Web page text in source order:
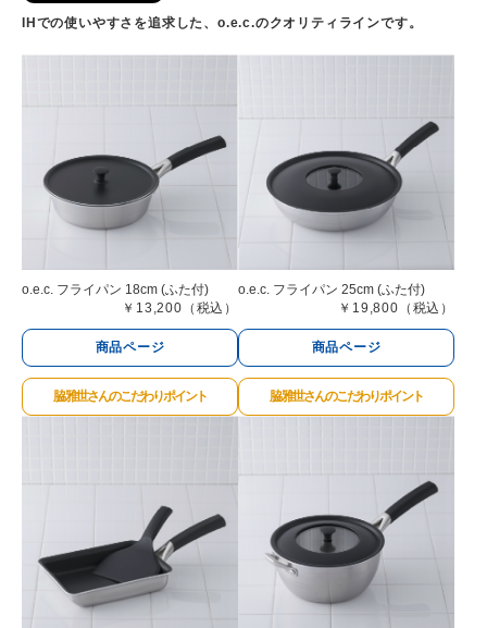
IHでの使いやすさを追求した、o.e.c.のクオリティラインです。
o.e.c. フライパン 18cm (ふた付)
￥13,200（税込）
商品ページ
脇 雅世さんのこだわりポイント
o.e.c. フライパン 25cm (ふた付)
￥19,800（税込）
商品ページ
脇 雅世さんのこだわりポイント